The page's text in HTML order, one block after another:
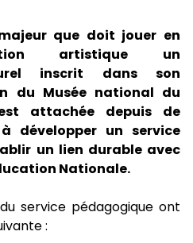
que doit jouer en
artistique un
inscrit dans son
du Musée national du
attachée depuis de
développer un service
un lien durable avec
Nationale.
service pédagogique ont
: